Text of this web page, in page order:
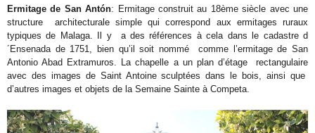
Ermitage de San Antón: Ermitage construit au 18ème siècle avec une
structure architecturale simple qui correspond aux ermitages ruraux
typiques de Malaga. Il y a des références à cela dans le cadastre d
´Ensenada de 1751, bien qu’il soit nommé comme l’ermitage de San
Antonio Abad Extramuros. La chapelle a un plan d’étage rectangulaire
avec des images de Saint Antoine sculptées dans le bois, ainsi que
d’autres images et objets de la Semaine Sainte à Competa.